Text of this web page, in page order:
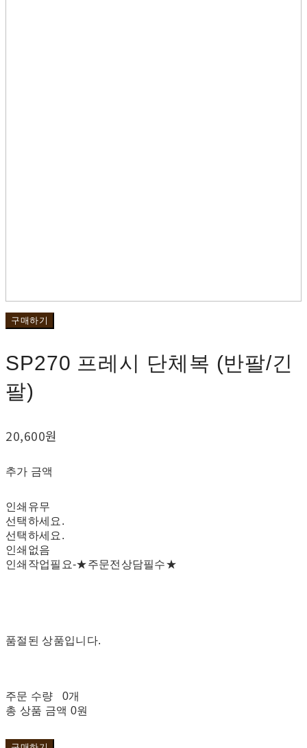
구매하기
SP270 프레시 단체복 (반팔/긴
팔)
20,600원
추가 금액
인쇄유무
선택하세요.
선택하세요.
인쇄없음
인쇄작업필요-★주문전상담필수★
품절된 상품입니다.
주문 수량
0개
총 상품 금액 0원